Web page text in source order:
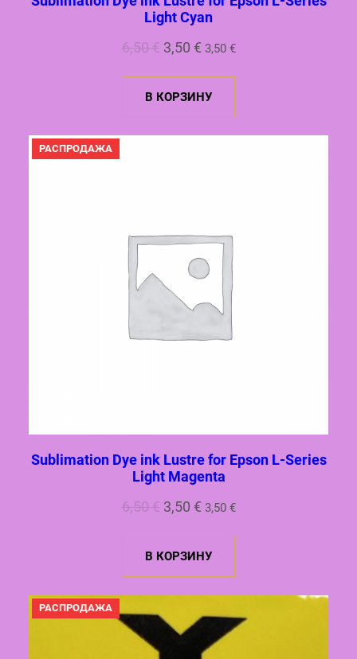
Light Cyan
6,50€ Первоначальная
составляла
6,50 €.
3,50 €Текущая
3,50 €.
3,50 €
В КОРЗИНУ
РАСПРОДАЖАПРОДАВАЕМЫЙ
ТОВАР
Sublimation Dye ink Lustre for Epson L-Series
Light Magenta
6,50€ Первоначальная
составляла
6,50 €.
3,50 €Текущая
3,50 €.
3,50 €
В КОРЗИНУ
РАСПРОДАЖАПРОДАВАЕМЫЙ
ТОВАР